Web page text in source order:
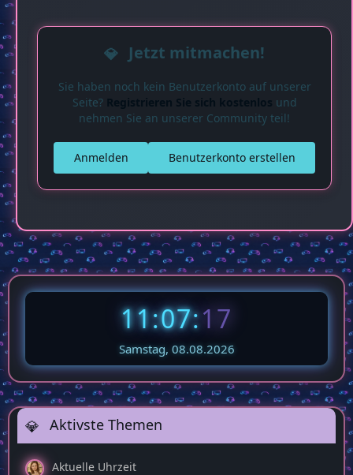
Jetzt mitmachen!
Sie haben noch kein Benutzerkonto auf unserer
Seite? Registrieren Sie sich kostenlos und
nehmen Sie an unserer Community teil!
Benutzerkonto erstellen
Anmelden
11:07:18
Samstag, 08.08.2026
Aktivste Themen
Aktuelle Uhrzeit